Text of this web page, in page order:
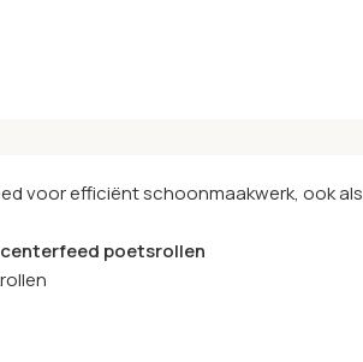
voor efficiënt schoonmaakwerk, ook
poetsrollen